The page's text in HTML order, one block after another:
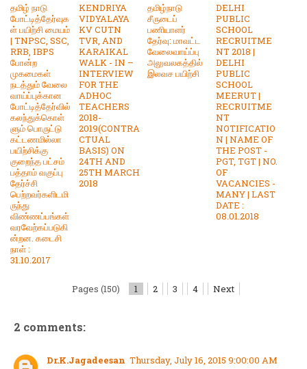
தமிழ் நாடு
போட்டித்தேர்வுக
ள் பயிற்சி மையம்
| TNPSC, SSC,
RRB, IBPS
போன்ற
முகமைகள்
நடத்தும் வேலை
வாய்ப்புக்கான
போட்டித்தேர்வில்
கலந்துக்கொள்
ளும் பொருட்டு
கட்டணமில்லா
பயிற்சிக்கு
குறைந்த பட்சம்
பத்தாம் வகுப்பு
தேர்ச்சி
பெற்றவர்களிடமி
ருந்து
விண்ணப்பங்கள்
வரவேற்கப்படுகி
ன்றன. கடைசி
நாள் :
31.10.2017
KENDRIYA
VIDYALAYA
KV CUTN
TVR, AND
KARAIKAL
WALK - IN –
INTERVIEW
FOR THE
ADHOC
TEACHERS
2018-
2019(CONTRA
CTUAL
BASIS) ON
24TH AND
25TH MARCH
2018
தமிழ்நாடு
சீருடைப்
பணியாளர்
தேர்வு: மாவட்ட
வேலைவாய்ப்பு
அலுவலகத்தில்
இலவச பயிற்சி
DELHI
PUBLIC
SCHOOL
RECRUITME
NT 2018 |
DELHI
PUBLIC
SCHOOL
MEERUT |
RECRUITME
NT
NOTIFICATIO
N | NAME OF
THE POST -
PGT, TGT | NO.
OF
VACANCIES -
MANY | LAST
DATE :
08.01.2018
Pages (150) 1 2 3 4 Next
2 comments:
Dr.K.Jagadeesan Thursday, July 16, 2015 9:00:00 AM